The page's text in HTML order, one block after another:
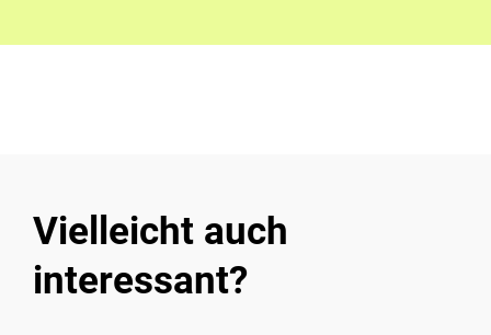
Vielleicht auch
interessant?